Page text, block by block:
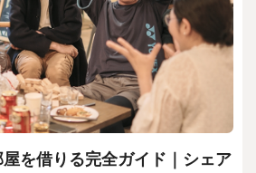
を借りる完全ガイド｜シェア